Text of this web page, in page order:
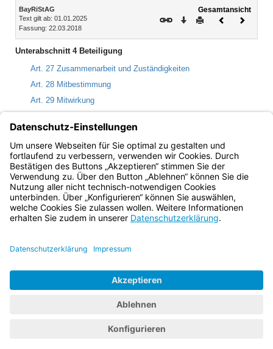
Inhalt
BayRiStAG
Text gilt ab: 01.01.2025
Fassung: 22.03.2018
Gesamtansicht
Download
DruckenVorheriges
Unterabschnitt 4 Beteiligung
Art. 27 Zusammenarbeit und Zuständigkeiten
Art. 28 Mitbestimmung
Art. 29 Mitwirkung
Art. 31 Dienstvereinbarungen
Art. 32 Verfahren der Beteiligung in gemeinsamen
Angelegenheiten
Bayern.de
BayernPortal
Impressum